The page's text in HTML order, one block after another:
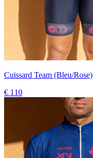
Cuissard Team (Bleu/Rose)
€ 110